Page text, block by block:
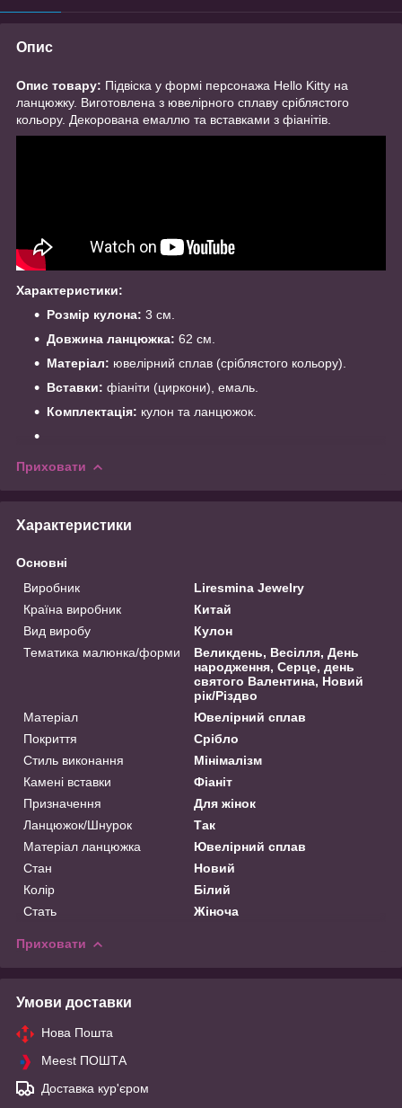
Опис
Опис товару: Підвіска у формі персонажа Hello Kitty на
ланцюжку. Виготовлена з ювелірного сплаву сріблястого
кольору. Декорована емаллю та вставками з фіанітів.
Характеристики:
Розмір кулона: 3 см.
Довжина ланцюжка: 62 см.
Матеріал: ювелірний сплав (сріблястого кольору).
Вставки: фіаніти (циркони), емаль.
Комплектація: кулон та ланцюжок.
Приховати
Характеристики
Основні
Виробник
Liresmina Jewelry
Країна виробник
Китай
Вид виробу
Кулон
Тематика малюнка/форми
Великдень, Весілля, День
народження, Серце, день
святого Валентина, Новий
рік/Різдво
Матеріал
Ювелірний сплав
Покриття
Срібло
Стиль виконання
Мінімалізм
Камені вставки
Фіаніт
Призначення
Для жінок
Ланцюжок/Шнурок
Так
Матеріал ланцюжка
Ювелірний сплав
Стан
Новий
Колір
Білий
Стать
Жіноча
Приховати
Умови доставки
Нова Пошта
Meest ПОШТА
Доставка кур'єром